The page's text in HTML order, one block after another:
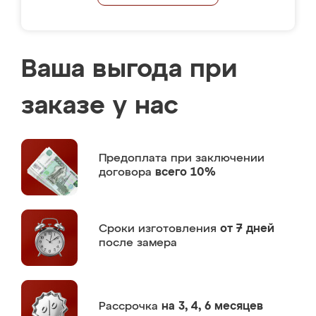
Ваша выгода при
заказе у нас
Предоплата при заключении
договора всего 10%
Сроки изготовления от 7 дней
после замера
Рассрочка на 3, 4, 6 месяцев